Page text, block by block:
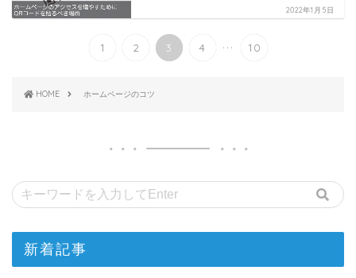
2022年1月5日
1 2 3 4 ... 10
HOME ホームページのコツ
新着記事